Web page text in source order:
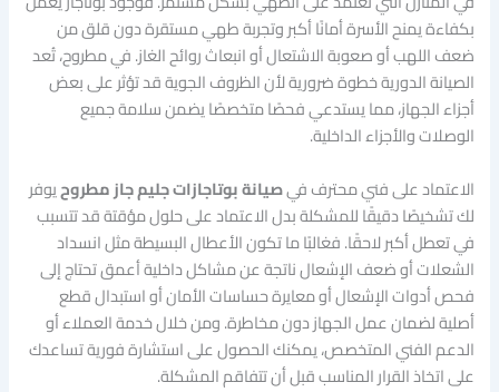
بكفاءة يمنح الأسرة أمانًا أكبر وتجربة طهي مستقرة دون قلق من
ضعف اللهب أو صعوبة الاشتعال أو انبعاث روائح الغاز. في مطروح، تُعد
الصيانة الدورية خطوة ضرورية لأن الظروف الجوية قد تؤثر على بعض
أجزاء الجهاز، مما يستدعي فحصًا متخصصًا يضمن سلامة جميع
الوصلات والأجزاء الداخلية.
الاعتماد على فني محترف فيصيانة بوتاجازات جليم جاز مطروحيوفر
لك تشخيصًا دقيقًا للمشكلة بدل الاعتماد على حلول مؤقتة قد تتسبب
في تعطل أكبر لاحقًا. فغالبًا ما تكون الأعطال البسيطة مثل انسداد
الشعلات أو ضعف الإشعال ناتجة عن مشاكل داخلية أعمق تحتاج إلى
فحص أدوات الإشعال أو معايرة حساسات الأمان أو استبدال قطع
أصلية لضمان عمل الجهاز دون مخاطرة. ومن خلال خدمة العملاء أو
الدعم الفني المتخصص، يمكنك الحصول على استشارة فورية تساعدك
على اتخاذ القرار المناسب قبل أن تتفاقم المشكلة.